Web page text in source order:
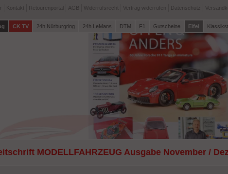
Kontakt Retourenportal AGB Widerrufsrecht Vertrag widerrufen Datenschutz
CK TV 24h Nürburgring 24h LeMans DTM F1 Gutscheine Eifel
MODELLFAHRZEUG Ausgabe November /